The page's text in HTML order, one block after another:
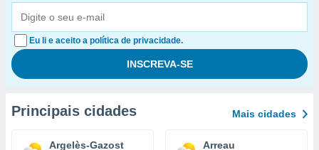
Eu li e aceito a política de privacidade.
Principais cidades Mais cidades
Argelès-Gazost Arreau